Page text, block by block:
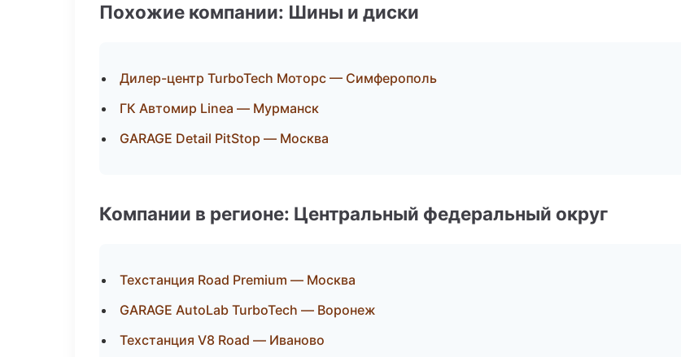
Похожие компании: Шины и диски
Дилер-центр TurboTech Моторс — Симферополь
ГК Автомир Linea — Мурманск
GARAGE Detail PitStop — Москва
Компании в регионе: Центральный федеральный округ
Техстанция Road Premium — Москва
GARAGE AutoLab TurboTech — Воронеж
Техстанция V8 Road — Иваново